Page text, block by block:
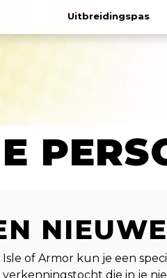
Uitbreidingspas
Isle of Armor kun je een
verkenningstocht die in je